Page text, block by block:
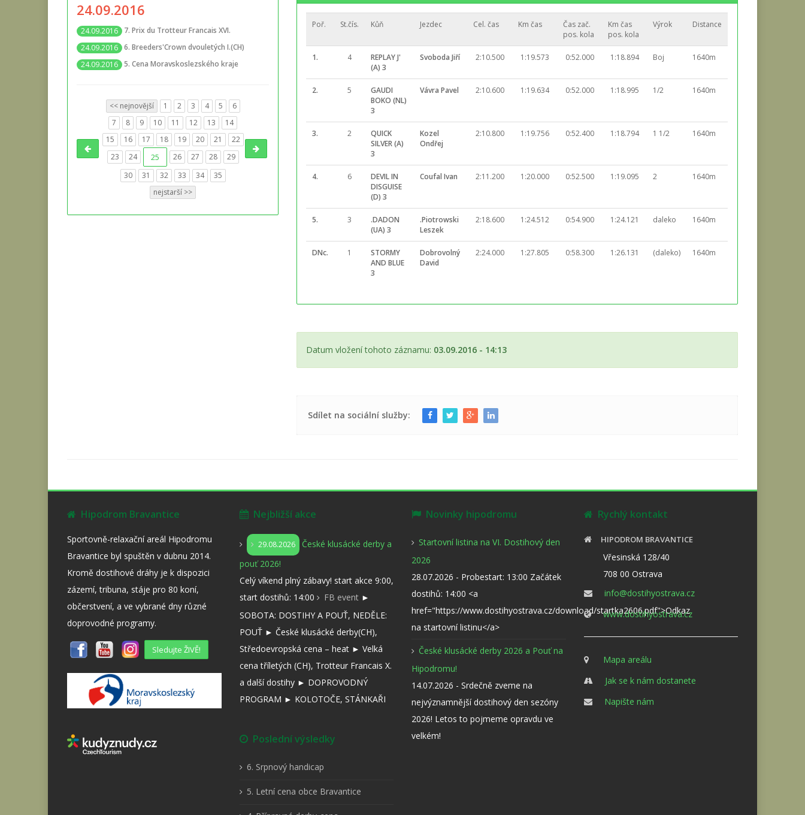
Poř. St.čís. Kůň Jezdec Cel. čas Km čas
Čas zač.
pos. kola
Km čas
pos. kola
Výrok Distance
1. 4
REPLAY J'
(A) 3
Svoboda Jiří 2:10.500 1:19.573 0:52.000 1:18.894 Boj 1640m
2. 5
GAUDI
BOKO (NL)
3
Vávra Pavel 2:10.600 1:19.634 0:52.000 1:18.995 1/2 1640m
3. 2
QUICK
SILVER (A)
3
Kozel
Ondřej
2:10.800 1:19.756 0:52.400 1:18.794 1 1/2 1640m
4. 6
DEVIL IN
DISGUISE
(D) 3
Coufal Ivan 2:11.200 1:20.000 0:52.500 1:19.095 2 1640m
5. 3
.DADON
(UA) 3
.Piotrowski
Leszek
2:18.600 1:24.512 0:54.900 1:24.121 daleko 1640m
DNc. 1
STORMY
AND BLUE
3
Dobrovolný
David
2:24.000 1:27.805 0:58.300 1:26.131 (daleko) 1640m
Datum vložení tohoto záznamu: 03.09.2016 - 14:13
Sdílet na sociální služby:
24.09.2016
24.09.2016
7. Prix du Trotteur Francais XVI.
24.09.2016 6. Breeders'Crown dvouletých I.(CH)
24.09.2016 5. Cena Moravskoslezského kraje
<< nejnovější 1 2 3 4 5
6
7
8 9 10 11 12 13
14
15
16 17 18 19 20 21
22
23
24 25 26 27 28
29
30
31 32 33 34
35
nejstarší >>
Hipodrom Bravantice
Sportovně-relaxační areál Hipodromu
Bravantice byl spuštěn v dubnu 2014.
Kromě dostihové dráhy je k dispozici
zázemí, tribuna, stáje pro 80 koní,
občerstvení, a ve vybrané dny různé
doprovodné programy.
Sledujte ŽIVĚ!
Nejbližší akce
29.08.2026
České klusácké derby a
pouť 2026!
Celý víkend plný zábavy! start akce 9:00,
start dostihů: 14:00
FB event►
SOBOTA: DOSTIHY A POUŤ, NEDĚLE:
POUŤ ► České klusácké derby(CH),
Středoevropská cena – heat ► Velká
cena tříletých (CH), Trotteur Francais X.
a další dostihy ► DOPROVODNÝ
PROGRAM ► KOLOTOČE, STÁNKAŘI
Poslední výsledky
6. Srpnový handicap
5. Letní cena obce Bravantice
Novinky hipodromu
Startovní listina na VI. Dostihový den
2026
28.07.2026 - Probestart: 13:00 Začátek
dostihů: 14:00 <a
href="https://www.dostihyostrava.cz/download/startka2606.pdf">Odkaz
na startovní listinu</a>
České klusácké derby 2026 a Pouť na
Hipodromu!
14.07.2026 - Srdečně zveme na
nejvýznamnější dostihový den sezóny
2026! Letos to pojmeme opravdu ve
velkém!
Rychlý kontakt
HIPODROM BRAVANTICE
Vřesinská 128/40
708 00 Ostrava
info@dostihyostrava.cz
www.dostihyostrava.cz
Mapa areálu
Jak se k nám dostanete
Napište nám